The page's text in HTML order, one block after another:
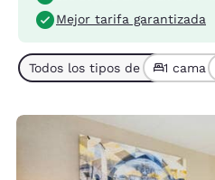
Mejor tarifa garantizada
Todos los tipos de 1 cama